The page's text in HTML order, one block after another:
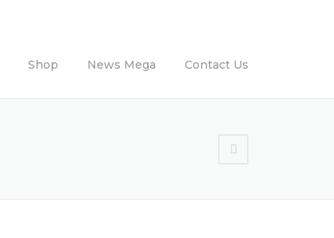
Shop News Mega Contact Us